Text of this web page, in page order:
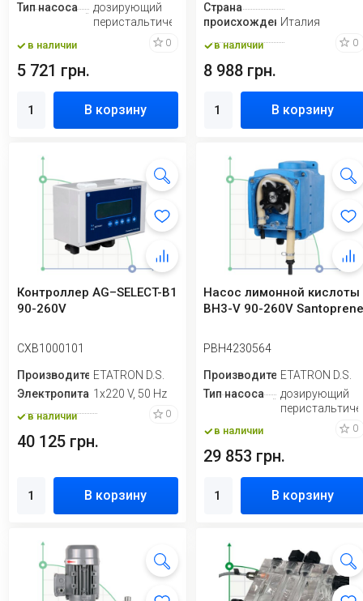
Тип насоса
дозирующий
перистальтический
в наличии 0
5 721 грн.
В корзину
Страна
происхожденияИталия
в наличии 0
8 988 грн.
В корзину
Контроллер AG–SELECT-B1
90-260V
CXB1000101
ПроизводительETATRON D.S.
Электропитание1х220 V, 50 Hz
в наличии 0
40 125 грн.
В корзину
Насос лимонной кислоты
BH3-V 90-260V
PBH4230564
ПроизводительETATRON D.S.
Тип насоса
дозирующий
в наличии 0
29 853 грн.
В корзину